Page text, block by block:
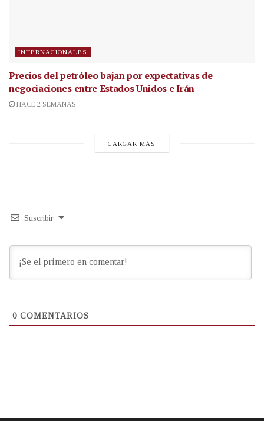
INTERNACIONALES
Precios del petróleo bajan por expectativas de
negociaciones entre Estados Unidos e Irán
HACE 2 SEMANAS
CARGAR MÁS
Suscribir
0 COMENTARIOS